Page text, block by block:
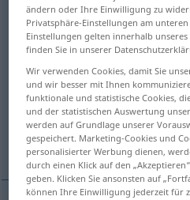
Übersicht aller
(Für mehr Details die Übersetzung
Ruhm, Berühmtheit,
Ruf, Name
Gerücht
ändern oder Ihre Einwilligung zu
Privatsphäre-Einstellungen am
Einstellungen gelten innerhalb
finden Sie in unserer
Wir verwenden Cookies, damit Sie
und wir besser mit Ihnen
funktionale und statistische Cookies,
und der statistischen Auswertung
werden auf Grundlage unserer
gespeichert. Marketing-Cookies und
personalisierter Werbung dienen,
durch einen Klick auf den
geben. Klicken Sie ansonsten auf
können Ihre Einwilligung jederzeit für